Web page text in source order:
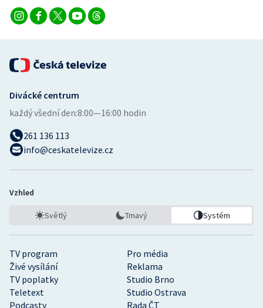
TV program
Pro média
Živé vysílání
Reklama
TV poplatky
Studio Brno
Teletext
Studio Ostrava
Podcasty
Rada ČT
Divácké centrum
každý všední den:8:00—16:00 hodin
261 136 113
info@ceskatelevize.cz
Vzhled
Světlý Tmavý Systém